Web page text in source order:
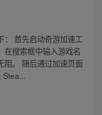
： 首先启动奇游加速工
在搜索框中输入游戏名
阻。 随后通过加速页面
Stea...